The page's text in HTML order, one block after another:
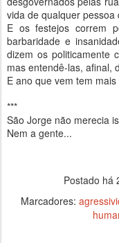
vida de qualquer pessoa
E os festejos correm
barbaridade e
dizem os politicamente
mas entendê-las, afinal,
E ano que vem tem
***
São Jorge não merecia
Nem a gente...
Postado há
Marcadores: